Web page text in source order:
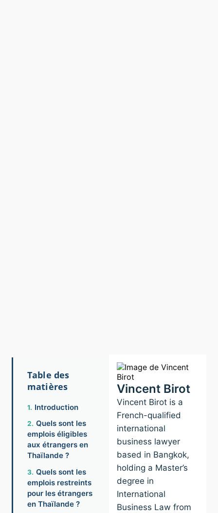
Table des
matières
Introduction
Quels sont les
emplois éligibles
aux étrangers en
Thaïlande ?
Quels sont les
emplois restreints
pour les étrangers
en Thaïlande ?
Vincent Birot
Vincent Birot is a
French-qualified
international
business lawyer
based in Bangkok,
holding a Master’s
degree in
International
Business Law from